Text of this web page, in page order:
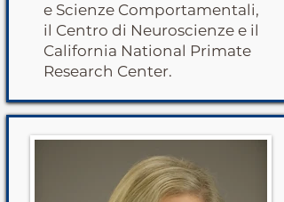
e Scienze Comportamentali,
il Centro di Neuroscienze e il
California National Primate
Research Center.